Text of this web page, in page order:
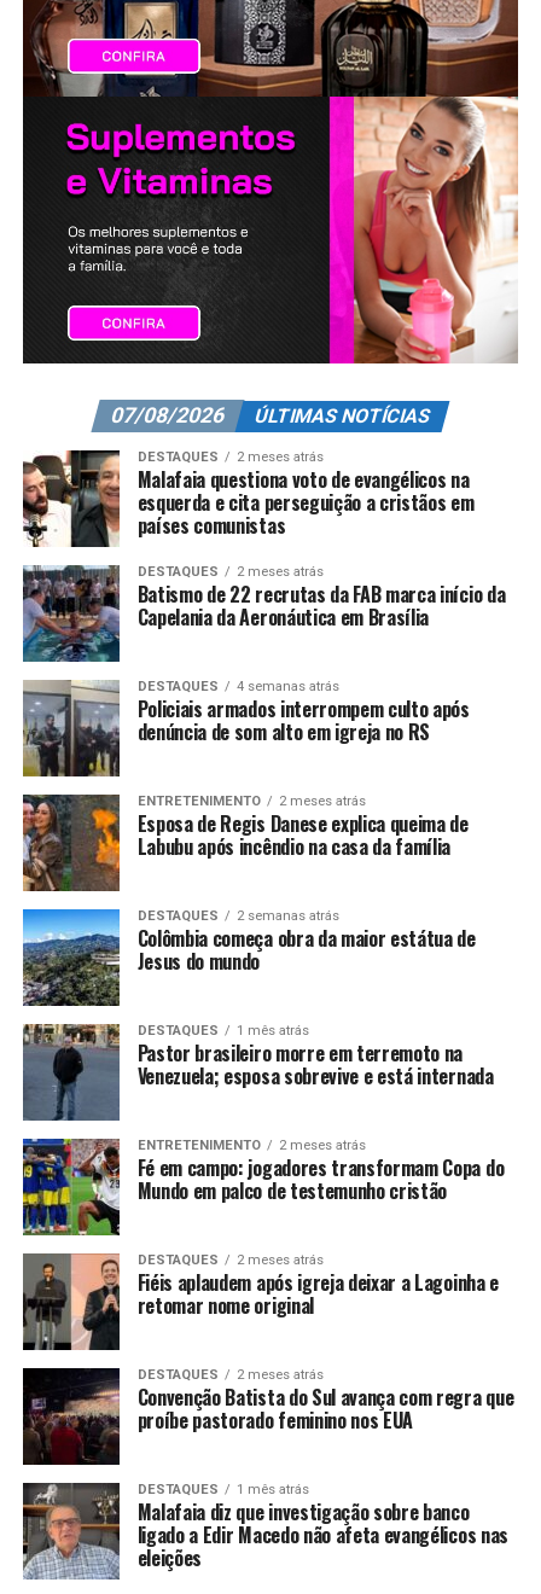
07/08/2026 ÚLTIMAS NOTÍCIAS
DESTAQUES 2 meses atrás
Malafaia questiona voto de evangélicos na
esquerda e cita perseguição a cristãos em
países comunistas
DESTAQUES 2 meses atrás
Batismo de 22 recrutas da FAB marca início da
Capelania da Aeronáutica em Brasília
DESTAQUES 4 semanas atrás
Policiais armados interrompem culto após
denúncia de som alto em igreja no RS
ENTRETENIMENTO 2 meses atrás
Esposa de Regis Danese explica queima de
Labubu após incêndio na casa da família
DESTAQUES 2 semanas atrás
Colômbia começa obra da maior estátua de
Jesus do mundo
DESTAQUES 1 mês atrás
Pastor brasileiro morre em terremoto na
Venezuela; esposa sobrevive e está internada
ENTRETENIMENTO 2 meses atrás
Fé em campo: jogadores transformam Copa do
Mundo em palco de testemunho cristão
DESTAQUES 2 meses atrás
Fiéis aplaudem após igreja deixar a Lagoinha e
retomar nome original
DESTAQUES 2 meses atrás
Convenção Batista do Sul avança com regra que
proíbe pastorado feminino nos EUA
DESTAQUES 1 mês atrás
Malafaia diz que investigação sobre banco
ligado a Edir Macedo não afeta evangélicos nas
eleições